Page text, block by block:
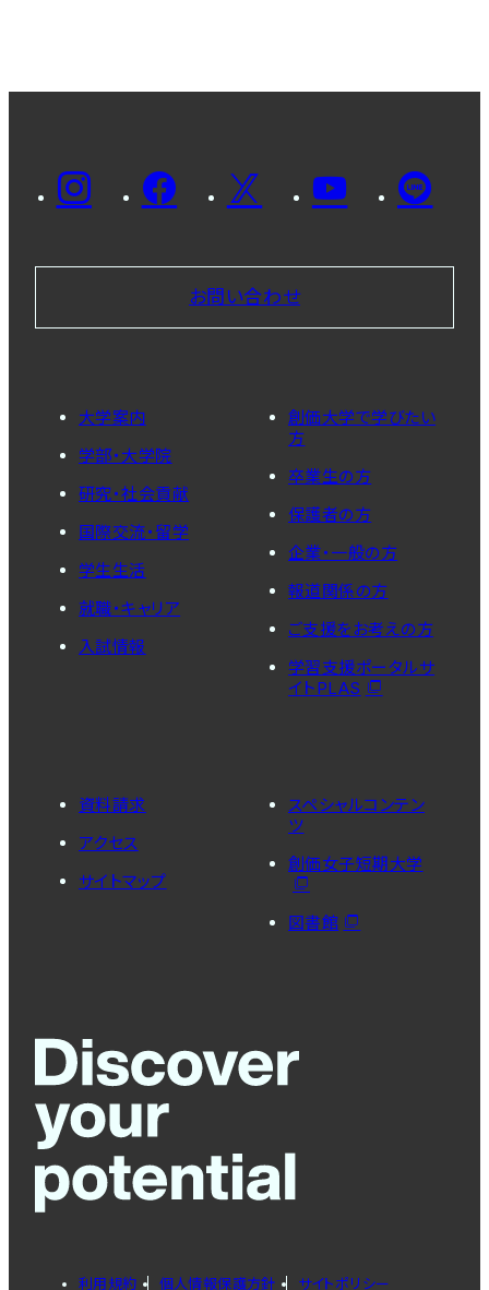
お問い合わせ
大学案内
学部・大学院
研究・社会貢献
国際交流・留学
学生生活
就職・キャリア
入試情報
創価大学で学びたい
方
卒業生の方
保護者の方
企業・一般の方
報道関係の方
ご支援をお考えの方
学習支援ポータルサ
イトPLAS
資料請求
アクセス
サイトマップ
スペシャルコンテン
ツ
創価女子短期大学
図書館
利用規約 個人情報保護方針 サイトポリシー